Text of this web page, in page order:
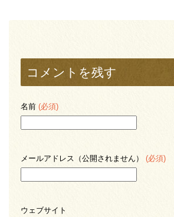
コメントを残す
名前 (必須)
メールアドレス（公開されません） (必須)
ウェブサイト